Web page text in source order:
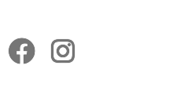
Youtube FacebookInstagram